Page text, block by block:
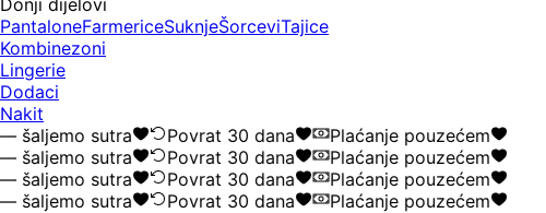
PantaloneFarmericeSuknjeŠorceviTajice
Kombinezoni
Lingerie
Dodaci
Nakit
sutra
Povrat 30 dana
Plaćanje pouzećem
sutra
Povrat 30 dana
Plaćanje pouzećem
sutra
Povrat 30 dana
Plaćanje pouzećem
sutra
Povrat 30 dana
Plaćanje pouzećem